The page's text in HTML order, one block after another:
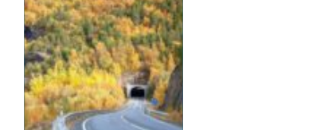
vatten, avlopp och el ...